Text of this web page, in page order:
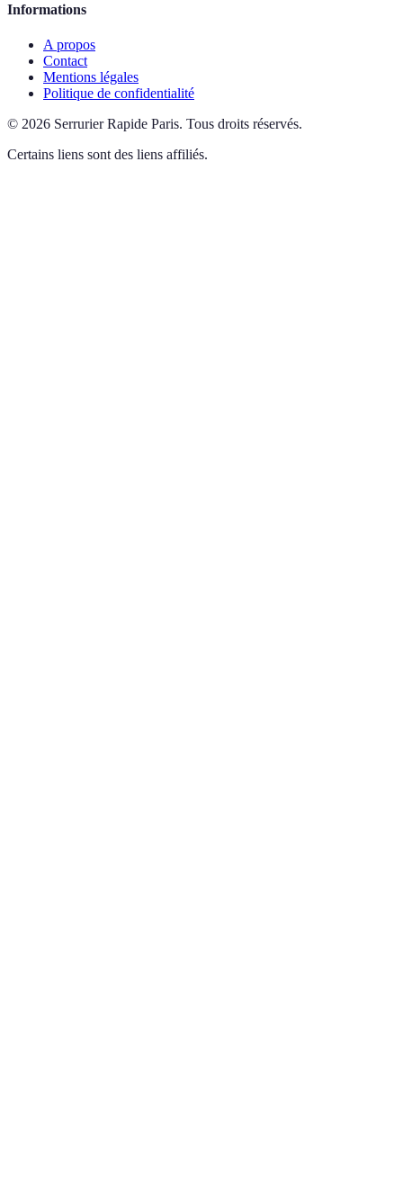
Informations
A propos
Contact
Mentions légales
Politique de confidentialité
© 2026 Serrurier Rapide Paris. Tous droits réservés.
Certains liens sont des liens affiliés.